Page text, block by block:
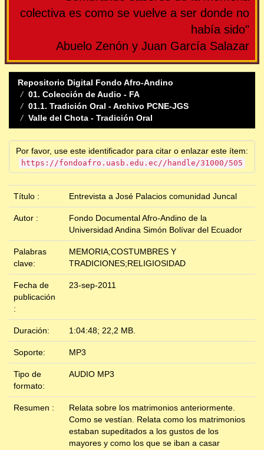
colectiva es como se vuelve a ser donde no
había sido"
Abuelo Zenón y Juan García Salazar
Repositorio Digital Fondo Afro-Andino
01. Colección de Audio - FA
01.1. Tradición Oral - Archivo PCNE-JGS
Valle del Chota - Tradición Oral
Por favor, use este identificador para citar o enlazar este ítem:
https://fondoafro.uasb.edu.ec//handle/31000/505
Título : Entrevista a José Palacios comunidad Juncal
Autor :
Fondo Documental Afro-Andino de la
Universidad Andina Simón Bolívar del Ecuador
Palabras
clave:
MEMORIA;COSTUMBRES Y
TRADICIONES;RELIGIOSIDAD
Fecha de
publicación
:
23-sep-2011
Duración: 1:04:48; 22,2 MB.
Soporte: MP3
Tipo de
formato:
AUDIO MP3
Resumen :
Relata sobre los matrimonios anteriormente.
Como se vestían. Relata como los matrimonios
estaban supeditados a los gustos de los
mayores y como los que se iban a casar